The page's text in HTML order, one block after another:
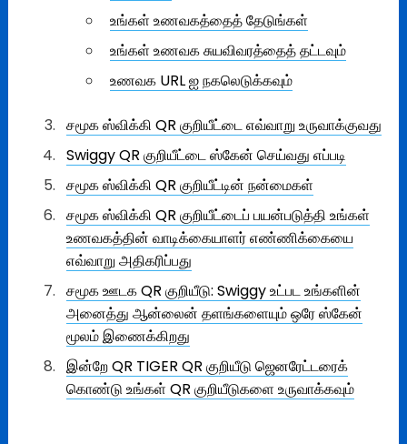
உங்கள் உணவகத்தைத் தேடுங்கள்
உங்கள் உணவக சுயவிவரத்தைத் தட்டவும்
உணவக URL ஐ நகலெடுக்கவும்
சமூக ஸ்விக்கி QR குறியீட்டை எவ்வாறு உருவாக்குவது
Swiggy QR குறியீட்டை ஸ்கேன் செய்வது எப்படி
சமூக ஸ்விக்கி QR குறியீட்டின் நன்மைகள்
சமூக ஸ்விக்கி QR குறியீட்டைப் பயன்படுத்தி உங்கள்
உணவகத்தின் வாடிக்கையாளர் எண்ணிக்கையை
எவ்வாறு அதிகரிப்பது
சமூக ஊடக QR குறியீடு: Swiggy உட்பட உங்களின்
அனைத்து ஆன்லைன் தளங்களையும் ஒரே ஸ்கேன்
மூலம் இணைக்கிறது
இன்றே QR TIGER QR குறியீடு ஜெனரேட்டரைக்
கொண்டு உங்கள் QR குறியீடுகளை உருவாக்கவும்